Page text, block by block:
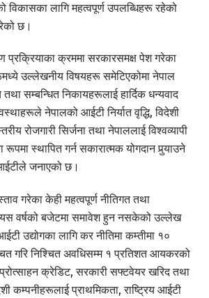
विकासका लागि महत्वपूर्ण उपलब्धिहरू रहेको
छ।
प्रक्रियाका क्रममा सरकारसमक्ष पेश गरेका
उल्लेखनीय विषयहरू समेटिएकोमा नेपाल
सम्बन्धित निकायहरूलाई हार्दिक धन्यवाद
नेपालको आईटी निर्यात वृद्धि, विदेशी
रोजगारी सिर्जना तथा नेपाललाई विश्वव्यापी
स्थापित गर्न सकारात्मक योगदान पुर्‍याउने
जनाएको छ।
गरेका केही महत्वपूर्ण नीतिगत तथा
वर्षको बजेटमा समावेश हुन नसकेको उल्लेख
उद्योगका लागि कर नीतिमा कम्तीमा १०
गरि निश्चित अवधिसम्म १ प्रतिशत आयकरको
प्रोत्साहन क्रेडिट, सरकारी सफ्टवेयर खरिद तथा
कम्पनीहरूलाई प्राथमिकता, राष्ट्रिय आईटी